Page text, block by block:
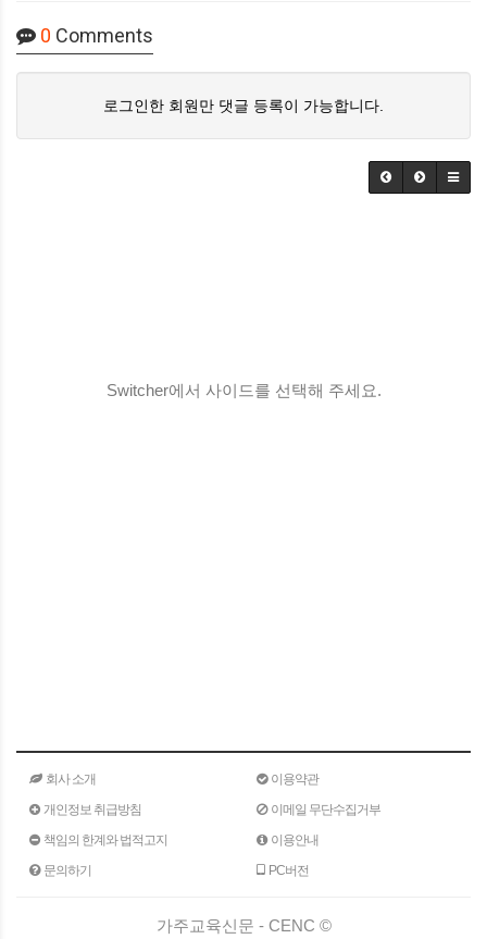
0 Comments
로그인한 회원만 댓글 등록이 가능합니다.
Switcher에서 사이드를 선택해 주세요.
회사 소개
이용약관
개인정보 취급방침
이메일 무단수집거부
책임의 한계와 법적고지
이용안내
문의하기
PC버전
가주교육신문 - CENC ©